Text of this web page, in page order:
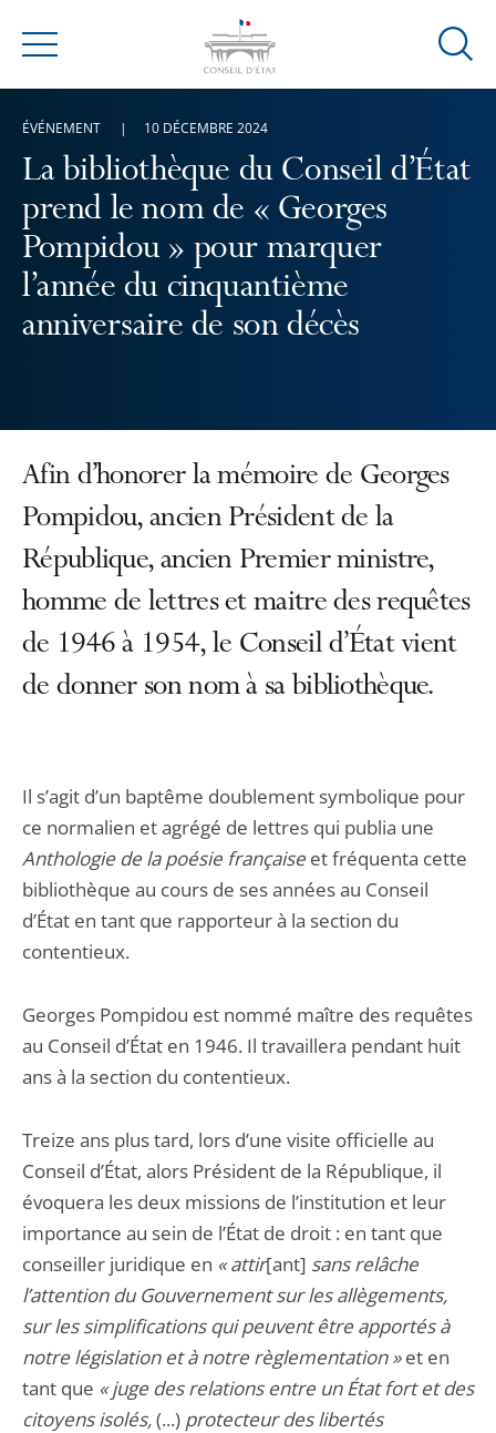
Menu
Ouvrir
La bibliothèque du Conseil d’État
prend le nom de « Georges
Pompidou » pour marquer
l’année du cinquantième
anniversaire de son décès
ÉVÉNEMENT 10 DÉCEMBRE 2024
Afin d’honorer la mémoire de Georges
Pompidou, ancien Président de la
République, ancien Premier ministre,
homme de lettres et maitre des requêtes
de 1946 à 1954, le Conseil d’État vient
de donner son nom à sa bibliothèque.
Il s’agit d’un baptême doublement symbolique pour
ce normalien et agrégé de lettres qui publia une
Anthologie de la poésie française et fréquenta cette
bibliothèque au cours de ses années au Conseil
d’État en tant que rapporteur à la section du
contentieux.
Georges Pompidou est nommé maître des requêtes
au Conseil d’État en 1946. Il travaillera pendant huit
ans à la section du contentieux.
Treize ans plus tard, lors d’une visite officielle au
Conseil d’État, alors Président de la République, il
évoquera les deux missions de l’institution et leur
importance au sein de l’État de droit : en tant que
conseiller juridique en « attir[ant] sans relâche
l’attention du Gouvernement sur les allègements,
sur les simplifications qui peuvent être apportés à
notre législation et à notre règlementation »et en
tant que « juge des relations entre un État fort et des
citoyens isolés,(...) protecteur des libertés